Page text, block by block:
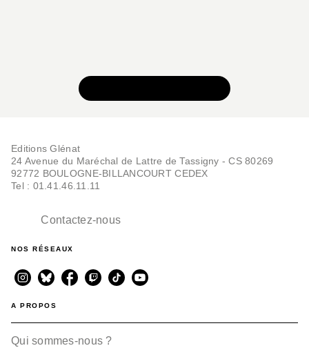
Editions Glénat
24 Avenue du Maréchal de Lattre de Tassigny - CS 80269
92772 BOULOGNE-BILLANCOURT CEDEX
Tel : 01.41.46.11.11
Contactez-nous
NOS RÉSEAUX
A PROPOS
Qui sommes-nous ?